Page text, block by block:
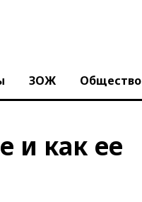
ЗОЖ Общество
и как ее